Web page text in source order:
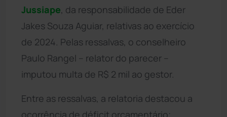
Jussiape, da responsabilidade de Eder
Jakes Souza Aguiar, relativas ao exercício
de 2024. Pelas ressalvas, o conselheiro
Paulo Rangel – relator do parecer –
imputou multa de R$ 2 mil ao gestor.
Entre as ressalvas, a relatoria destacou a
ocorrência de déficit orçamentário;